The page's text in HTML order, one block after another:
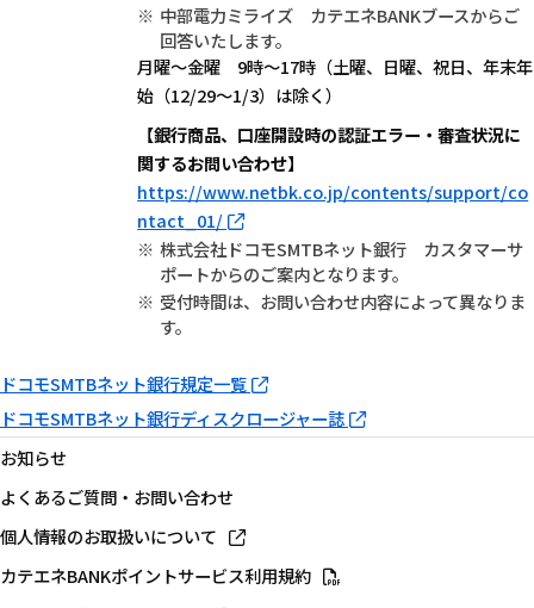
中部電力ミライズ カテエネBANKブースからご
回答いたします。
月曜～金曜 9時～17時（土曜、日曜、祝日、年末年
始（12/29～1/3）は除く）
【銀行商品、口座開設時の認証エラー・審査状況に
関するお問い合わせ】
https://www.netbk.co.jp/contents/support/co
ntact_01/
株式会社ドコモSMTBネット銀行 カスタマーサ
ポートからのご案内となります。
受付時間は、お問い合わせ内容によって異なりま
す。
ドコモSMTBネット銀行規定一覧
ドコモSMTBネット銀行ディスクロージャー誌
お知らせ
よくあるご質問・お問い合わせ
個人情報のお取扱いについて
カテエネBANKポイントサービス利用規約